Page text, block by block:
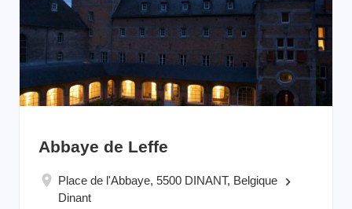
Abbaye de Leffe
Place de l'Abbaye, 5500 DINANT, Belgique keyboard_arrow_right
Dinant